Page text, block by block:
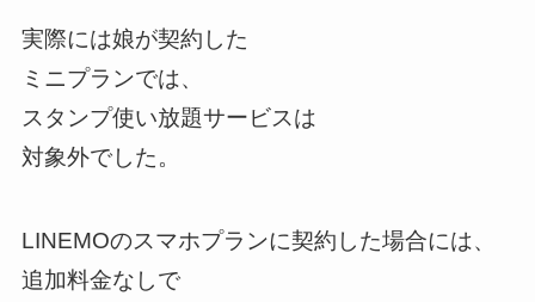
実際には娘が契約した
ミニプランでは、
スタンプ使い放題サービスは
対象外でした。
LINEMOのスマホプランに契約した場合には、
追加料金なしで